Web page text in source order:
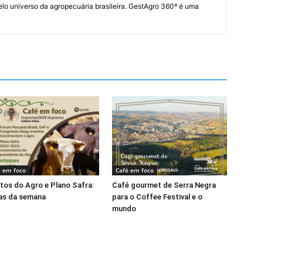
universo da agropecuária brasileira. GestAgro 360º é uma
em foco
do Agro e Plano Safra:
da semana
Café em foco
Café gourmet de Serra Negra
para o Coffee Festival e o
mundo